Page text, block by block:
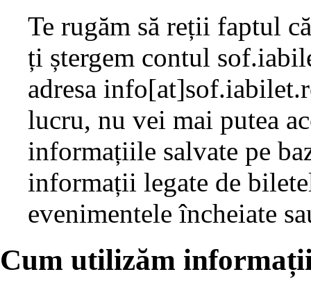
Te rugăm să reții faptul
ți ștergem contul
adresa
lucru, nu vei mai putea
informațiile salvate pe
informații legate de
evenimentele încheiate
Cum utilizăm